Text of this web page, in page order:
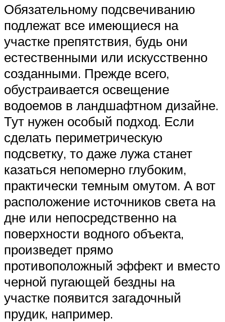
Обязательному подсвечиванию
подлежат все имеющиеся на
участке препятствия, будь они
естественными или искусственно
созданными. Прежде всего,
обустраивается освещение
водоемов в ландшафтном дизайне.
Тут нужен особый подход. Если
сделать периметрическую
подсветку, то даже лужа станет
казаться непомерно глубоким,
практически темным омутом. А вот
расположение источников света на
дне или непосредственно на
поверхности водного объекта,
произведет прямо
противоположный эффект и вместо
черной пугающей бездны на
участке появится загадочный
прудик, например.